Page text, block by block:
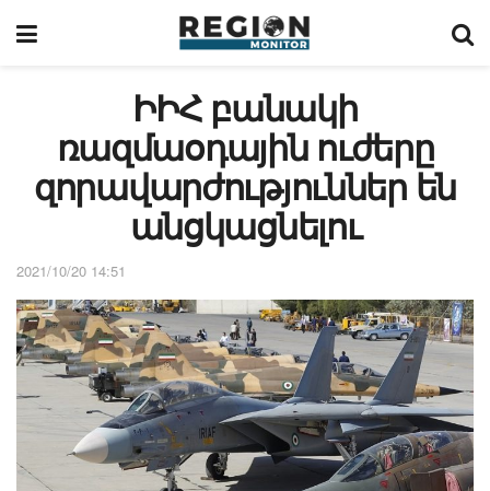
ԻԻՀ բանակի
ռազմաօդային ուժերը
զորավարժություններ են
անցկացնելու
2021/10/20 14:51